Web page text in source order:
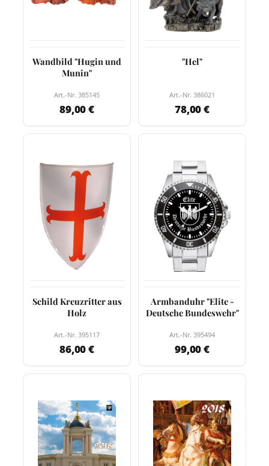
Wandbild "Hugin und
Munin"
Art.-Nr. 385145
89,00 €
"Hel"
Art.-Nr. 386021
78,00 €
Schild Kreuzritter aus
Holz
Art.-Nr. 395117
86,00 €
Armbanduhr "Elite -
Deutsche Bundeswehr"
Art.-Nr. 395494
99,00 €